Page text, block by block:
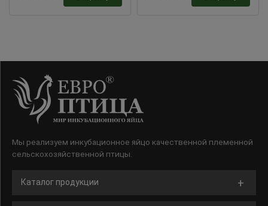
Мы реализуем инкубационное яйцо качественной племенной
сельскохозяйственной птицы.
Каталог продукции